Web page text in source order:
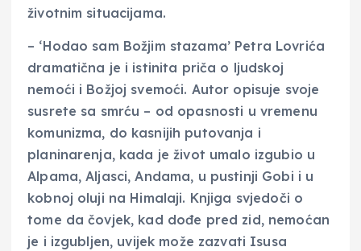
životnim situacijama.
– ‘Hodao sam Božjim stazama’ Petra Lovrića
dramatična je i istinita priča o ljudskoj
nemoći i Božjoj svemoći. Autor opisuje svoje
susrete sa smrću – od opasnosti u vremenu
komunizma, do kasnijih putovanja i
planinarenja, kada je život umalo izgubio u
Alpama, Aljasci, Andama, u pustinji Gobi i u
kobnoj oluji na Himalaji. Knjiga svjedoči o
tome da čovjek, kad dođe pred zid, nemoćan
je i izgubljen, uvijek može zazvati Isusa